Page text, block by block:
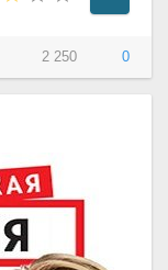
2 250 0